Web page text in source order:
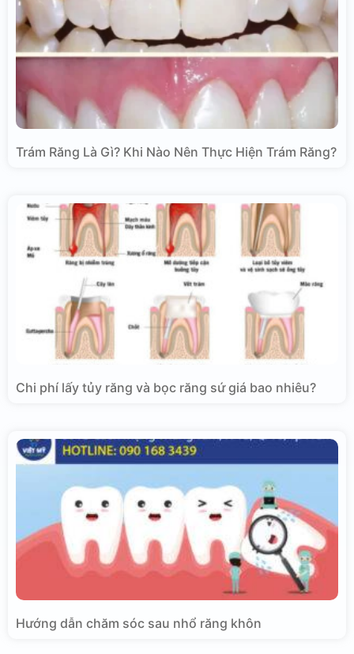
Trám Răng Là Gì? Khi Nào Nên Thực Hiện Trám Răng?
Chi phí lấy tủy răng và bọc răng sứ giá bao nhiêu?
Hướng dẫn chăm sóc sau nhổ răng khôn